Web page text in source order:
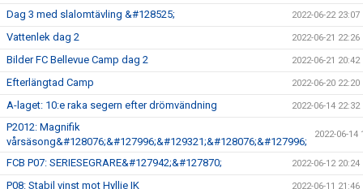
Dag 3 med slalomtävling &#128525; 2022-06-22 23:07
Vattenlek dag 2 2022-06-21 22:26
Bilder FC Bellevue Camp dag 2 2022-06-21 20:42
Efterlängtad Camp 2022-06-20 22:20
A-laget: 10:e raka segern efter drömvändning 2022-06-14 22:32
P2012: Magnifik
vårsäsong&#128076;&#127996;&#129321;&#128076;&#127996;
2022-06-14
FCB P07: SERIESEGRARE&#127942;&#127870; 2022-06-12 20:24
P08: Stabil vinst mot Hyllie IK 2022-06-11 21:46